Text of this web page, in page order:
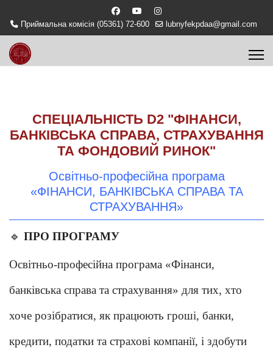
Приймальна комісія (05361) 72-600 lubnyfekpdaa@gmail.com
СПЕЦІАЛЬНІСТЬ D2 "ФІНАНСИ,
БАНКІВСЬКА СПРАВА, СТРАХУВАННЯ
ТА ФОНДОВИЙ РИНОК"
Освітньо-професійна програма
«ФІНАНСИ, БАНКІВСЬКА СПРАВА ТА
СТРАХУВАННЯ»
🔹 ПРО ПРОГРАМУ
Освітньо-професійна програма «Фінанси,
банківська справа та страхування» для тих, хто
хоче розібратися, як працюють гроші, банки,
кредити, податки та страхові компанії, і здобути